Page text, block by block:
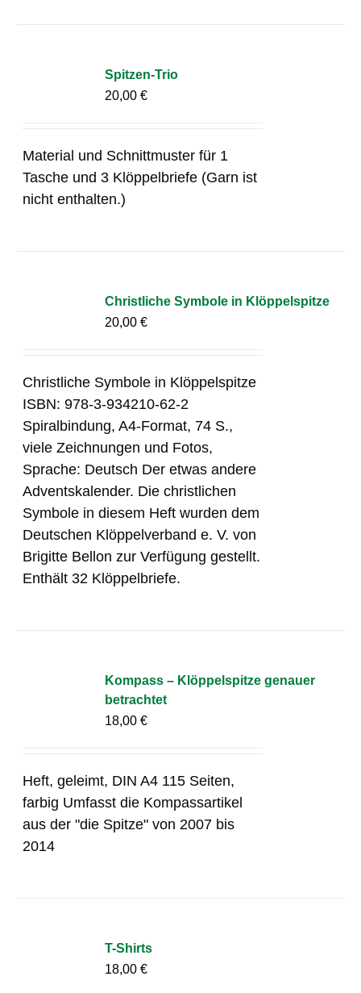
Spitzen-Trio
20,00€
Material und Schnittmuster für 1
Tasche und 3 Klöppelbriefe (Garn ist
nicht enthalten.)
Christliche Symbole in Klöppelspitze
20,00€
Christliche Symbole in Klöppelspitze
ISBN: 978-3-934210-62-2
Spiralbindung, A4-Format, 74 S.,
viele Zeichnungen und Fotos,
Sprache: Deutsch Der etwas andere
Adventskalender. Die christlichen
Symbole in diesem Heft wurden dem
Deutschen Klöppelverband e. V. von
Brigitte Bellon zur Verfügung gestellt.
Enthält 32 Klöppelbriefe.
Kompass – Klöppelspitze genauer
betrachtet
18,00€
Heft, geleimt, DIN A4 115 Seiten,
farbig Umfasst die Kompassartikel
aus der "die Spitze" von 2007 bis
2014
T-Shirts
18,00€